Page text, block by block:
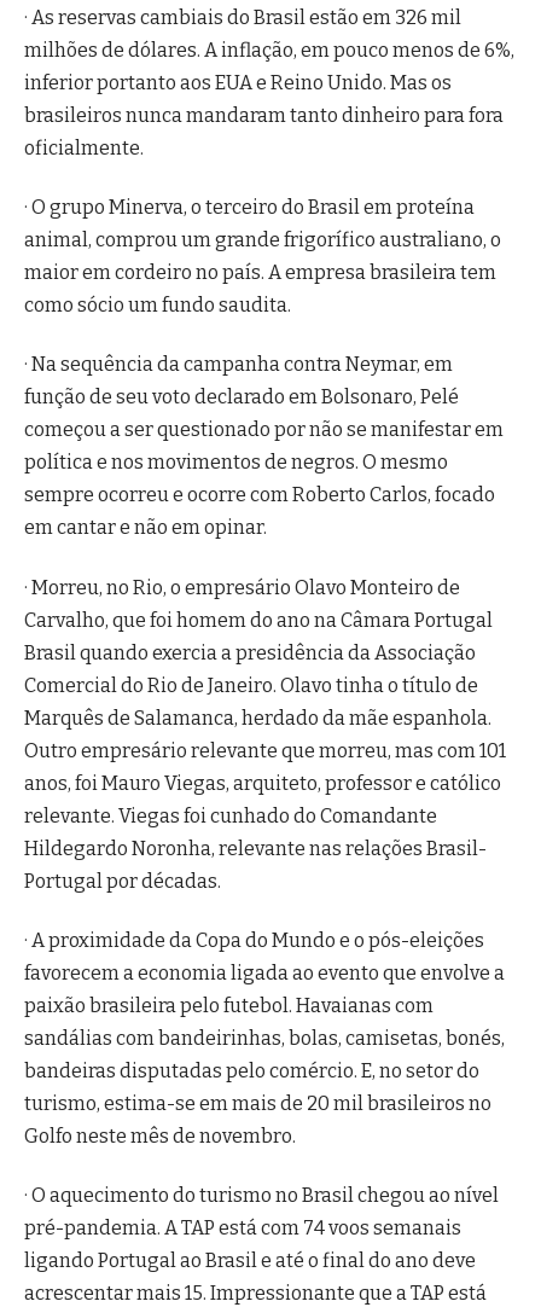
· As reservas cambiais do Brasil estão em 326 mil
milhões de dólares. A inflação, em pouco menos de 6%,
inferior portanto aos EUA e Reino Unido. Mas os
brasileiros nunca mandaram tanto dinheiro para fora
oficialmente.
· O grupo Minerva, o terceiro do Brasil em proteína
animal, comprou um grande frigorífico australiano, o
maior em cordeiro no país. A empresa brasileira tem
como sócio um fundo saudita.
· Na sequência da campanha contra Neymar, em
função de seu voto declarado em Bolsonaro, Pelé
começou a ser questionado por não se manifestar em
política e nos movimentos de negros. O mesmo
sempre ocorreu e ocorre com Roberto Carlos, focado
em cantar e não em opinar.
· Morreu, no Rio, o empresário Olavo Monteiro de
Carvalho, que foi homem do ano na Câmara Portugal
Brasil quando exercia a presidência da Associação
Comercial do Rio de Janeiro. Olavo tinha o título de
Marquês de Salamanca, herdado da mãe espanhola.
Outro empresário relevante que morreu, mas com 101
anos, foi Mauro Viegas, arquiteto, professor e católico
relevante. Viegas foi cunhado do Comandante
Hildegardo Noronha, relevante nas relações Brasil-
Portugal por décadas.
· A proximidade da Copa do Mundo e o pós-eleições
favorecem a economia ligada ao evento que envolve a
paixão brasileira pelo futebol. Havaianas com
sandálias com bandeirinhas, bolas, camisetas, bonés,
bandeiras disputadas pelo comércio. E, no setor do
turismo, estima-se em mais de 20 mil brasileiros no
Golfo neste mês de novembro.
· O aquecimento do turismo no Brasil chegou ao nível
pré-pandemia. A TAP está com 74 voos semanais
ligando Portugal ao Brasil e até o final do ano deve
acrescentar mais 15. Impressionante que a TAP está